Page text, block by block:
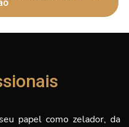
papel como zelador, da